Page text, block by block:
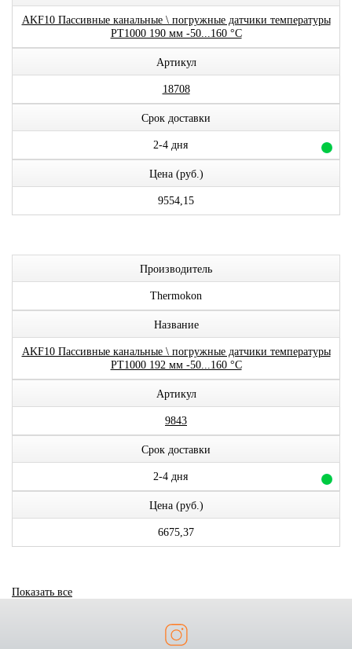
AKF10 Пассивные канальные \ погружные датчики температуры
PT1000 190 мм -50...160 °C
Артикул
18708
Срок доставки
2-4 дня
Цена (руб.)
9554,15
Производитель
Thermokon
Название
AKF10 Пассивные канальные \ погружные датчики температуры
PT1000 192 мм -50...160 °C
Артикул
9843
Срок доставки
2-4 дня
Цена (руб.)
6675,37
Показать все